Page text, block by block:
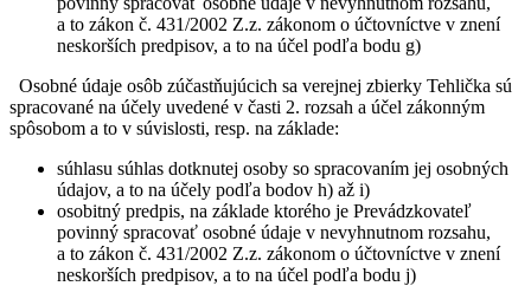
a to zákon č. 431/2002 Z.z. zákonom o účtovníctve v znení
neskorších predpisov, a to na účel podľa bodu g)
Osobné údaje osôb zúčastňujúcich sa verejnej zbierky Tehlička sú
spracované na účely uvedené v časti 2. rozsah a účel zákonným
spôsobom a to v súvislosti, resp. na základe:
súhlasu súhlas dotknutej osoby so spracovaním jej osobných
údajov, a to na účely podľa bodov h) až i)
osobitný predpis, na základe ktorého je Prevádzkovateľ
povinný spracovať osobné údaje v nevyhnutnom rozsahu,
a to zákon č. 431/2002 Z.z. zákonom o účtovníctve v znení
neskorších predpisov, a to na účel podľa bodu j)